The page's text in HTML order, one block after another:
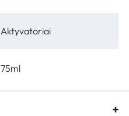
Aktyvatoriai
75ml